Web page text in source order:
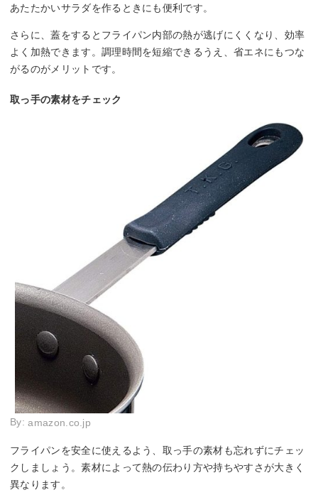
あたたかいサラダを作るときにも便利です。
さらに、蓋をするとフライパン内部の熱が逃げにくくなり、効率
よく加熱できます。調理時間を短縮できるうえ、省エネにもつな
がるのがメリットです。
取っ手の素材をチェック
By:amazon.co.jp
フライパンを安全に使えるよう、取っ手の素材も忘れずにチェッ
クしましょう。素材によって熱の伝わり方や持ちやすさが大きく
異なります。